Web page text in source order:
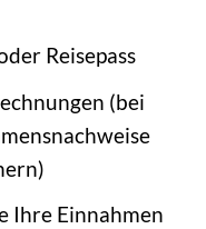
Reisepass
(bei
Ihre Einnahmen